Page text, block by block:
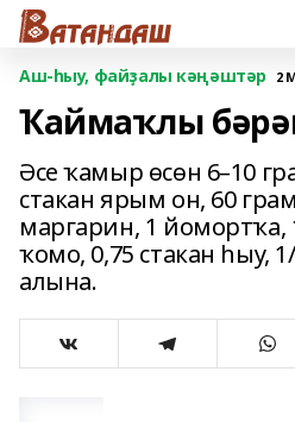
Аш-һыу, файҙалы кәңәштәр 2
Ҡаймаҡлы
Әсе ҡамыр өсөн 6–10
стакан ярым он, 60
маргарин, 1 йомортҡа,
ҡомо, 0,75 стакан һыу,
алына.